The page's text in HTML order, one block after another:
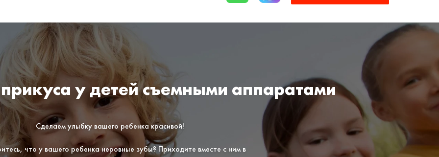
у детей съемными аппаратами
Сделаем улыбку вашего ребенка красивой!
что у вашего ребенка неровные зубы? Приходите вместе с ним в